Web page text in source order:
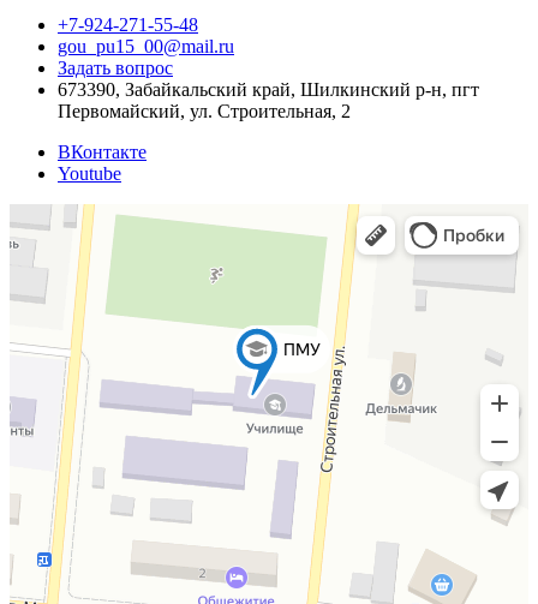
+7-924-271-55-48
gou_pu15_00@mail.ru
Задать вопрос
673390, Забайкальский край, Шилкинский р-н, пгт
Первомайский, ул. Строительная, 2
ВКонтакте
Youtube